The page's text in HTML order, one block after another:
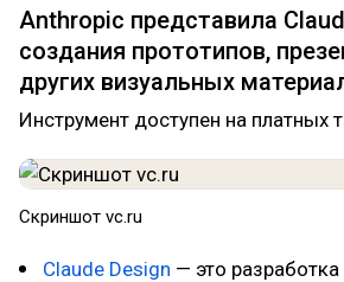
Anthropic представила
создания прототипов,
других визуальных
Инструмент доступен на платных
Скриншот vc.ru
Claude Design — это